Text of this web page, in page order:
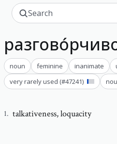
noun feminine inanimate
very rarely used (#47241)
1. talkativeness,loquacity